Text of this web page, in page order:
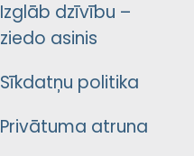
Izglāb dzīvību –
ziedo asinis
Sīkdatņu politika
Privātuma atruna